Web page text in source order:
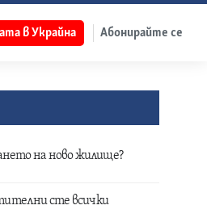
в Украйна Абонирайте се
на ново жилище?
сте всички